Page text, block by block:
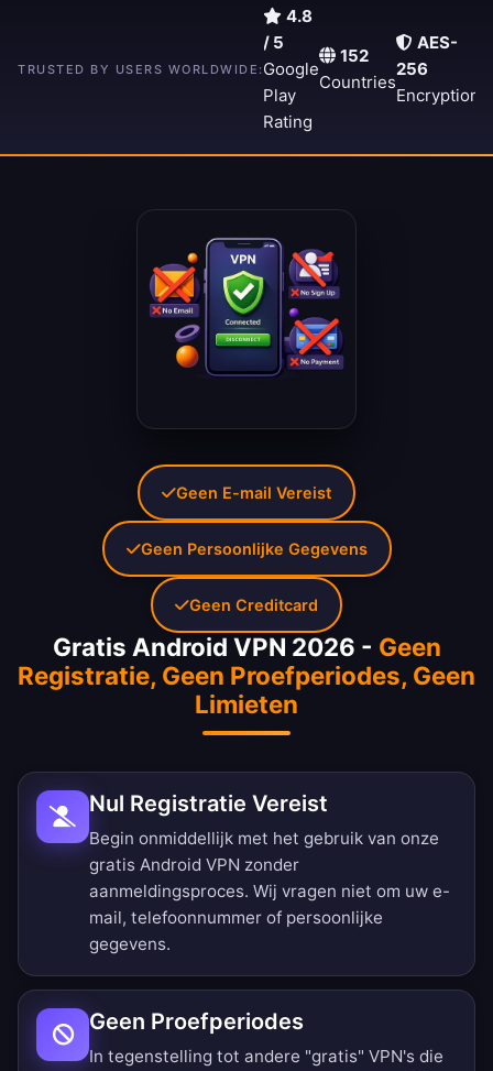
TRUSTED BY USERS WORLDWIDE:
15,000+
4.8
/ 5
Google
Play
Rating
152
Countries
AES-
256
Encryption
Gratis Android VPN 2026 - Geen
Registratie, Geen Proefperiodes, Geen
Limieten
Nul Registratie Vereist
Begin onmiddellijk met het gebruik van onze
gratis Android VPN zonder
aanmeldingsproces. Wij vragen niet om uw e-
mail, telefoonnummer of persoonlijke
gegevens.
Geen Proefperiodes
In tegenstelling tot andere "gratis" VPN's die
Geen E-mail Vereist
Geen Persoonlijke Gegevens
Geen Creditcard